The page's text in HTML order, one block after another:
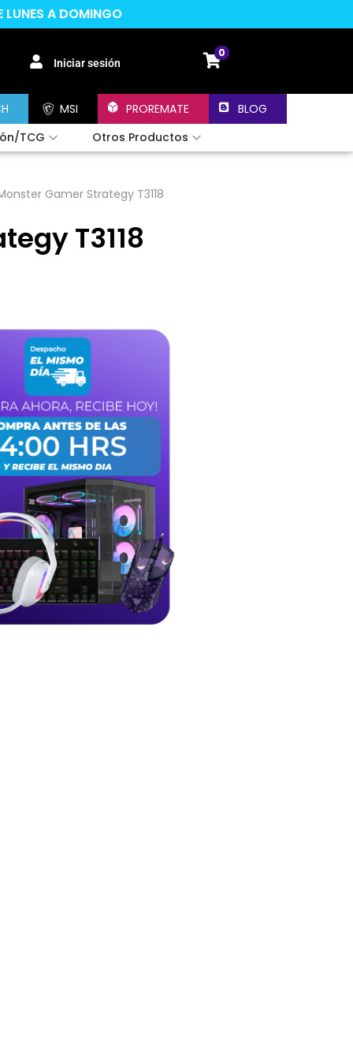
LUNES A DOMINGO
Iniciar sesión
0
MSI PROREMATE
BLOG
TCG
Otros Productos
Gamer Strategy T3118
T3118